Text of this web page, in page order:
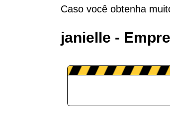
Caso você obtenha
janielle -